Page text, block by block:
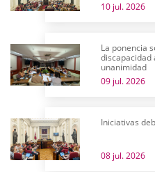
10 jul. 2026
La ponencia
unanimidad
09 jul. 2026
Iniciativas
08 jul. 2026